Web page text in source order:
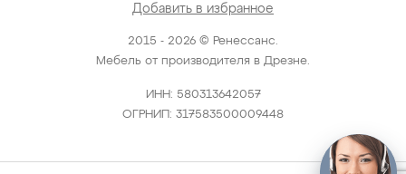
2015 - 2026 © Ренессанс.
Мебель от производителя в Дрезне.
ИНН: 580313642057
ОГРНИП: 317583500009448
Добавить в избранное